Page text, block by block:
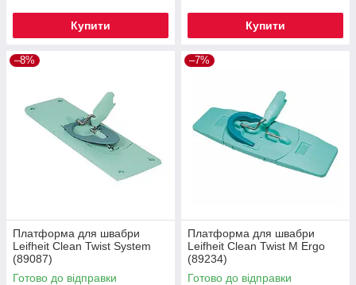
Купити Купити
–8%
Платформа для швабри
Leifheit Clean Twist System
(89087)
Готово до відправки
–7%
Платформа для швабри
Leifheit Clean Twist M Ergo
(89234)
Готово до відправки